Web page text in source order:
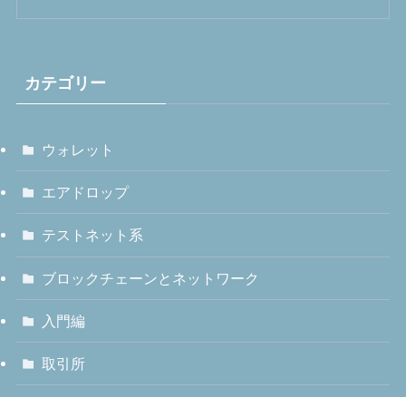
カテゴリー
ウォレット
エアドロップ
テストネット系
ブロックチェーンとネットワーク
入門編
取引所